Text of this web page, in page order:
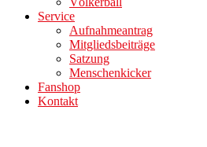
Service
Aufnahmeantrag
Mitgliedsbeiträge
Satzung
Menschenkicker
Fanshop
Kontakt